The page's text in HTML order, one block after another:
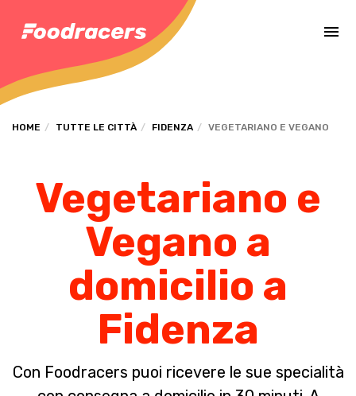
HOME TUTTE LE CITTÀ FIDENZA VEGETARIANO E VEGANO
Vegetariano e
Vegano a
domicilio a
Fidenza
Con Foodracers puoi ricevere le sue specialità